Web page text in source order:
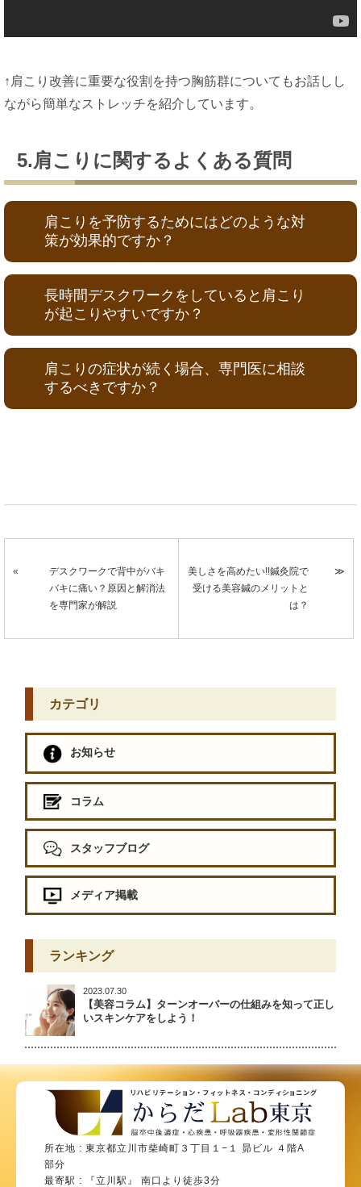
↑肩こり改善に重要な役割を持つ胸筋群についてもお話しし
ながら簡単なストレッチを紹介しています。
5.肩こりに関するよくある質問
肩こりを予防するためにはどのような対
策が効果的ですか？
長時間デスクワークをしていると肩こり
が起こりやすいですか？
肩こりの症状が続く場合、専門医に相談
するべきですか？
デスクワークで背中がバキ
バキに痛い？原因と解消法
を専門家が解説
美しさを高めたい!!鍼灸院で
受ける美容鍼のメリットと
は？
カテゴリ
お知らせ
コラム
スタッフブログ
メディア掲載
ランキング
2023.07.30
【美容コラム】ターンオーバーの仕組みを知って正し
いスキンケアをしよう！
所在地 : 東京都立川市柴崎町３丁目１−１ 昴ビル ４階A
部分
最寄駅 : 『立川駅』 南口より徒歩3分